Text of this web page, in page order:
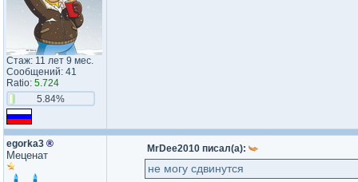
Стаж: 11 лет 9 мес.
Сообщений: 41
Ratio: 5.724
5.84%
egorka3 ®
Меценат
MrDee2010 писал(а):
не могу сдвинутся